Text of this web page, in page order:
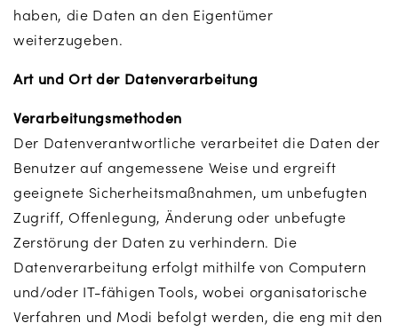
haben, die Daten an den Eigentümer
weiterzugeben.
Art und Ort der Datenverarbeitung
Verarbeitungsmethoden
Der Datenverantwortliche verarbeitet die Daten der
Benutzer auf angemessene Weise und ergreift
geeignete Sicherheitsmaßnahmen, um unbefugten
Zugriff, Offenlegung, Änderung oder unbefugte
Zerstörung der Daten zu verhindern. Die
Datenverarbeitung erfolgt mithilfe von Computern
und/oder IT-fähigen Tools, wobei organisatorische
Verfahren und Modi befolgt werden, die eng mit den